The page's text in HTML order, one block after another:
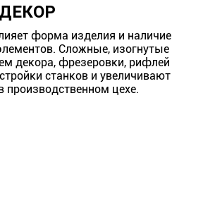
форма изделия и наличие
Сложные, изогнутые
декора, фрезеровки, рифлей
станков и увеличивают
производственном цехе.